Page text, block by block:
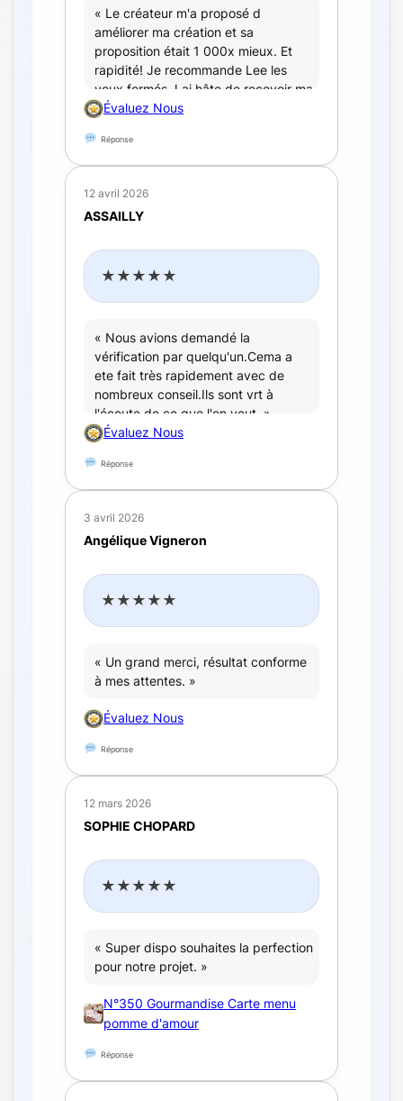
« Le créateur m'a proposé d
améliorer ma création et sa
proposition était 1 000x mieux. Et
rapidité! Je recommande Lee les
yeux fermés J ai hâte de recevoir ma
commande! »
Évaluez Nous
Réponse
12 avril 2026
ASSAILLY
★★★★★
« Nous avions demandé la
vérification par quelqu'un.Cema a
ete fait très rapidement avec de
nombreux conseil.Ils sont vrt à
l'écoute de ce que l'on veut. »
Évaluez Nous
Réponse
3 avril 2026
Angélique Vigneron
★★★★★
« Un grand merci, résultat conforme
à mes attentes. »
Évaluez Nous
Réponse
12 mars 2026
SOPHIE CHOPARD
★★★★★
« Super dispo souhaites la perfection
pour notre projet. »
N°350 Gourmandise Carte menu
pomme d'amour
Réponse